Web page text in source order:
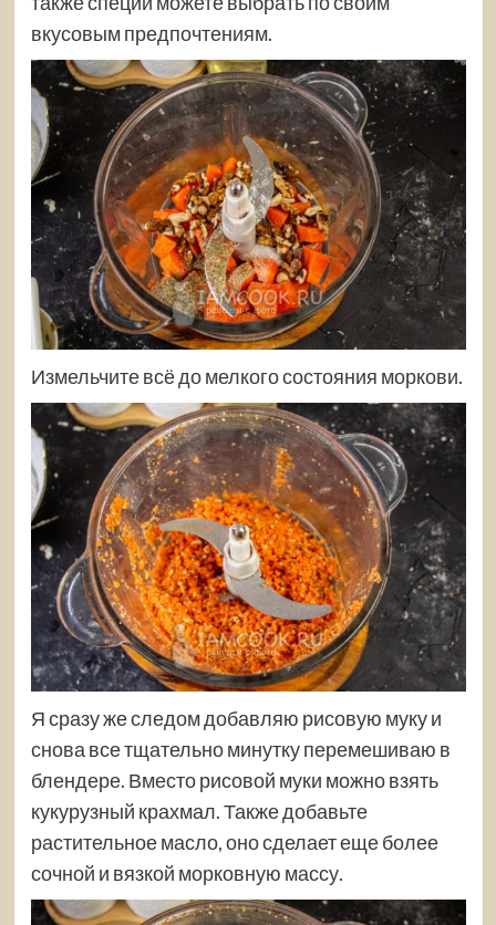
вкусовым предпочтениям.
Измельчите всё до мелкого состояния моркови.
Я сразу же следом добавляю рисовую муку и
снова все тщательно минутку перемешиваю в
блендере. Вместо рисовой муки можно взять
кукурузный крахмал. Также добавьте
растительное масло, оно сделает еще более
сочной и вязкой морковную массу.